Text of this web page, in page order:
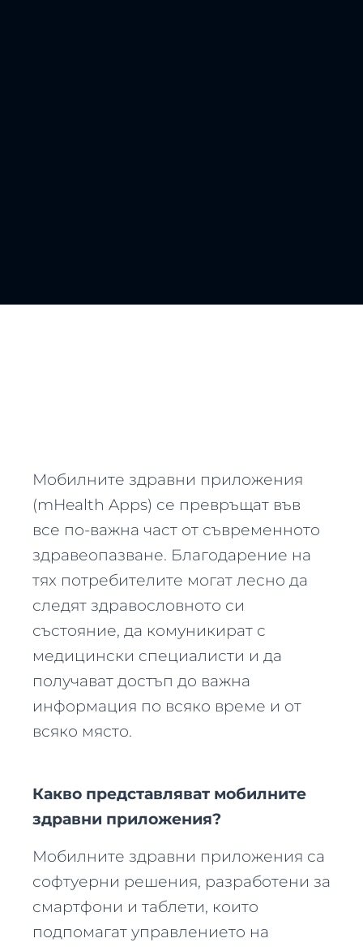
Мобилните здравни приложения
(mHealth Apps) се превръщат във
все по-важна част от съвременното
здравеопазване. Благодарение на
тях потребителите могат лесно да
следят здравословното си
състояние, да комуникират с
медицински специалисти и да
получават достъп до важна
информация по всяко време и от
всяко място.
Какво представляват мобилните
здравни приложения?
Мобилните здравни приложения са
софтуерни решения, разработени за
смартфони и таблети, които
подпомагат управлението на